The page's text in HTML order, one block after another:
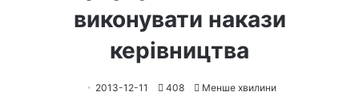
виконувати накази
керівництва
2013-12-11 408 Менше хвилини